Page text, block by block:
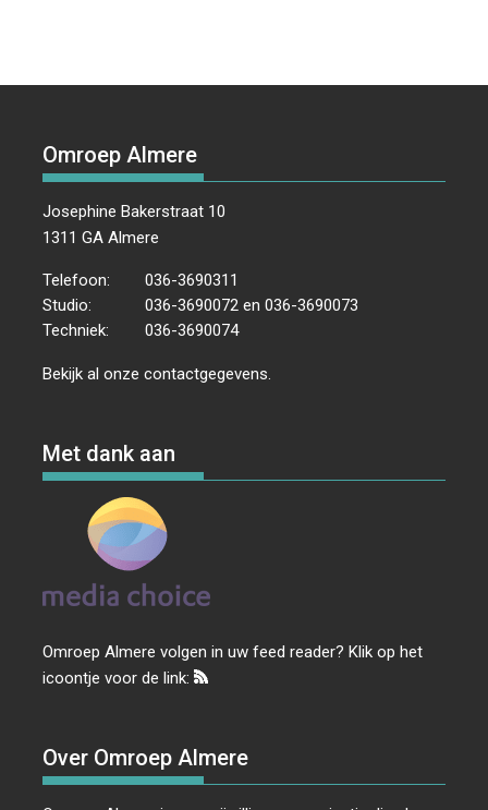
Omroep Almere
Josephine Bakerstraat 10
1311 GA Almere
Telefoon:
036-3690311
Studio:
036-3690072 en 036-3690073
Techniek:
036-3690074
Bekijk al onzecontactgegevens
Met dank aan
Omroep Almere volgen in uw feed reader? Klik op het
icoontje voor de link:
Over Omroep Almere